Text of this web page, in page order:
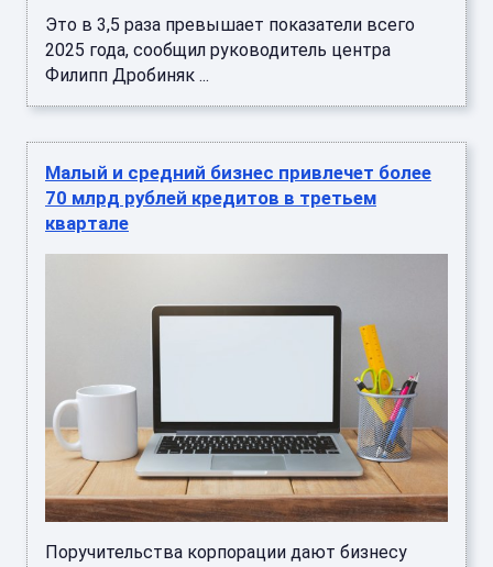
Это в 3,5 раза превышает показатели всего
2025 года, сообщил руководитель центра
Филипп Дробиняк ...
Малый и средний бизнес привлечет более
70 млрд рублей кредитов в третьем
квартале
Поручительства корпорации дают бизнесу